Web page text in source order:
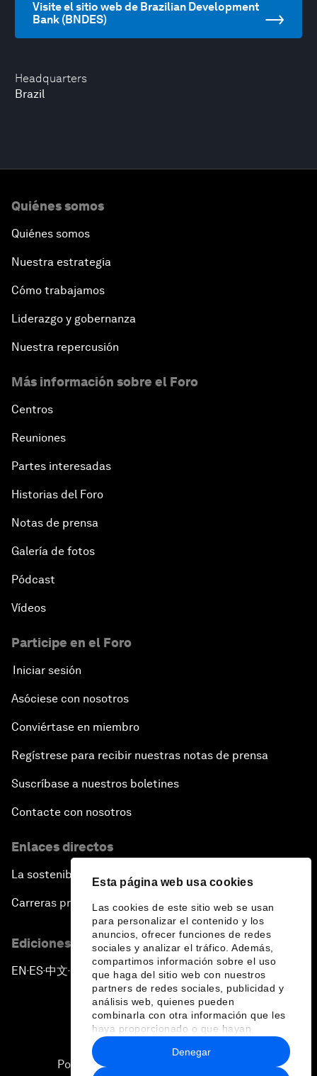
Esta página web usa cookies
Las cookies de este sitio web se usan
para personalizar el contenido y los
anuncios, ofrecer funciones de redes
sociales y analizar el tráfico. Además,
compartimos información sobre el uso
que haga del sitio web con nuestros
partners de redes sociales, publicidad y
análisis web, quienes pueden
combinarla con otra información que les
haya proporcionado o que hayan
recopilado a partir del uso que haya
hecho de sus servicios.
Denegar
Headquarters
Brazil
Visite el sitio web de Brazilian Development
Bank (BNDES)
Quiénes somos
Quiénes somos
Nuestra estrategia
Cómo trabajamos
Liderazgo y gobernanza
Nuestra repercusión
Más información sobre el Foro
Centros
Reuniones
Partes interesadas
Historias del Foro
Notas de prensa
Galería de fotos
Pódcast
Vídeos
Participe en el Foro
Iniciar sesión
Asóciese con nosotros
Conviértase en miembro
Regístrese para recibir nuestras notas de prensa
Suscríbase a nuestros boletines
Contacte con nosotros
Enlaces directos
La sostenibilidad en el Foro
Carreras profesionales
Ediciones en otros idiomas
EN ▪ES▪中文▪ 日本語
Política de privacidad y normas de uso